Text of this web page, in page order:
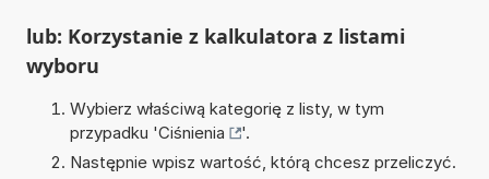
lub: Korzystanie z kalkulatora z listami
wyboru
Wybierz właściwą kategorię z listy, w tym
przypadku 'Ciśnienia
'.
Następnie wpisz wartość, którą chcesz przeliczyć.